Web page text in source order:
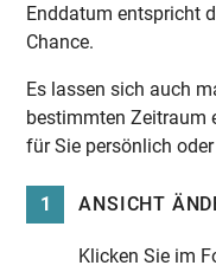
Enddatum entspricht
Chance.
Es lassen sich auch
bestimmten Zeitraum
für Sie persönlich
1 ANSICHT
Klicken Sie im